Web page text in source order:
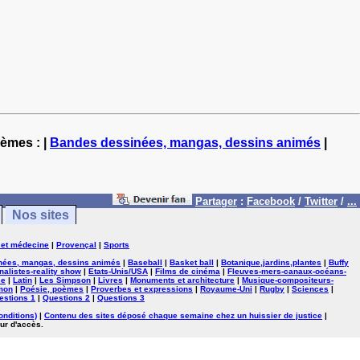
: | Bandes dessinées, mangas, dessins animés
Partager : Facebook / Twitter / ...
Nos sites
médecine | Provençal | Sports
mangas, dessins animés | Baseball | Basket ball | Botanique,jardins,plantes | Buffy
reality show | Etats-Unis/USA | Films de cinéma | Fleuves-mers-canaux-océans-
| Latin | Les Simpson | Livres | Monuments et architecture | Musique-compositeurs-
| Poésie, poèmes | Proverbes et expressions | Royaume-Uni | Rugby | Sciences |
1 | Questions 2 | Questions 3
| Contenu des sites déposé chaque semaine chez un huissier de justice |
d'accès.